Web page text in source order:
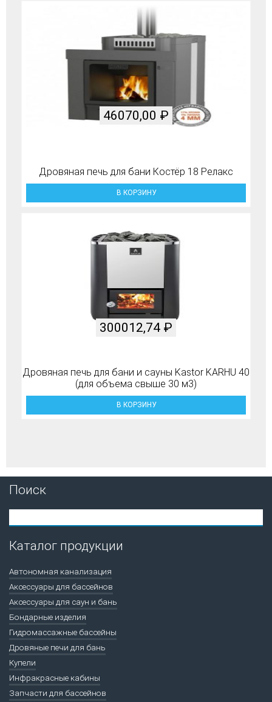
Дровяная печь для бани Костёр 18 Релакс
46070,00 ₽
В КОРЗИНУ
Дровяная печь для бани и сауны Kastor KARHU 40
(для объема свыше 30 м3)
300012,74 ₽
В КОРЗИНУ
Поиск
Каталог продукции
Автономная канализация
Аксессуары для бассейнов
Аксессуары для саун и бань
Бондарные изделия
Гидромассажные бассейны
Дровяные печи для бань
Купели
Инфракрасные кабины
Запчасти для бассейнов